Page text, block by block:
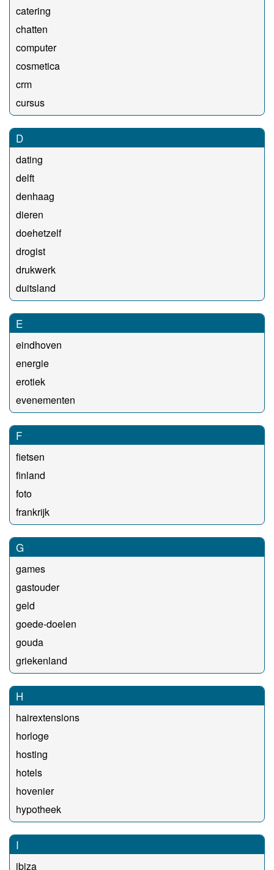
catering
chatten
computer
cosmetica
crm
cursus
D
dating
delft
denhaag
dieren
doehetzelf
drogist
drukwerk
duitsland
E
eindhoven
energie
erotiek
evenementen
F
fietsen
finland
foto
frankrijk
G
games
gastouder
geld
goede-doelen
gouda
griekenland
H
hairextensions
horloge
hosting
hotels
hovenier
hypotheek
I
ibiza